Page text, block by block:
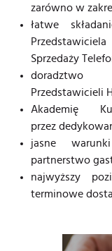
zarówno w
łatwe
Sprzedaży
doradztwo
Przedstawicieli
Akademię
przez
jasne
partnerstwo
najwyższy
terminowe